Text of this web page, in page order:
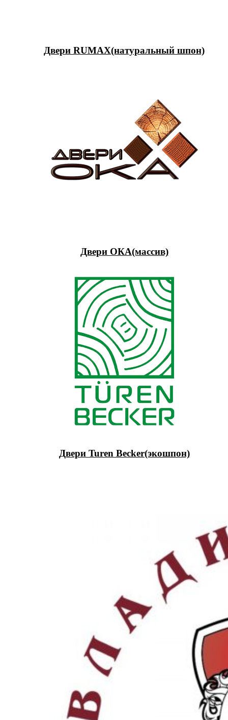
Двери RUMAX(натуральный шпон)
Двери ОКА(массив)
Двери Turen Becker(экошпон)